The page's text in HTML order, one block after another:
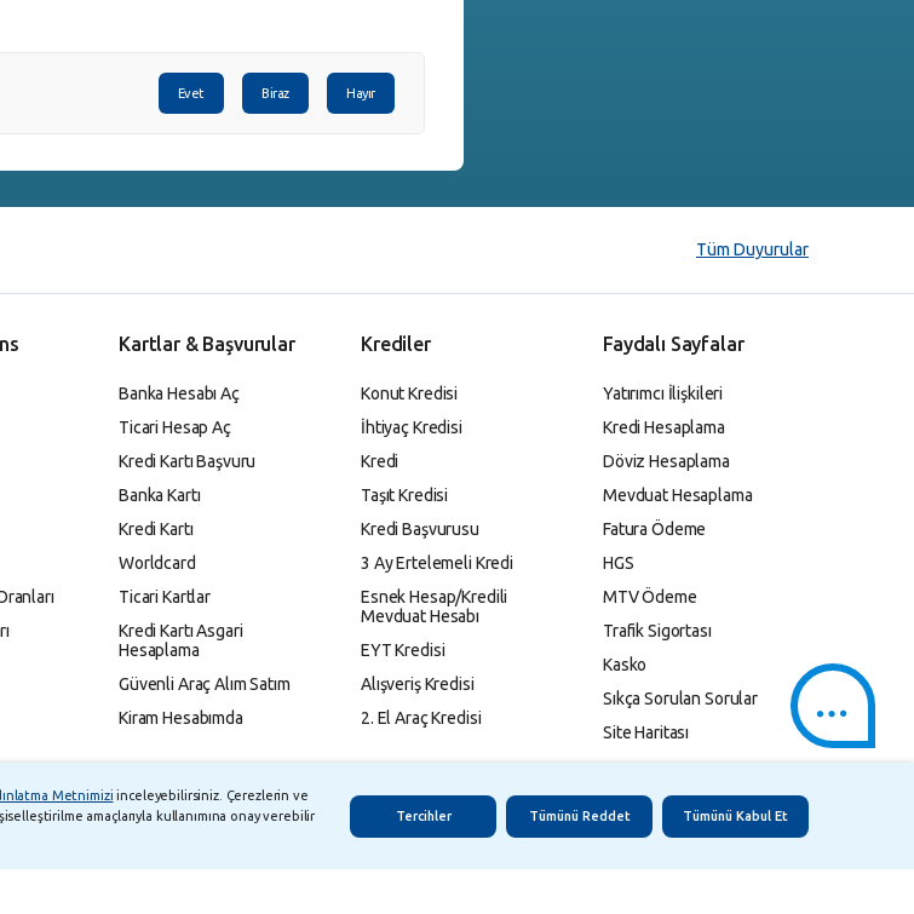
Evet Biraz Hayır
Tüm Duyurular
Kartlar & Başvurular
Banka Hesabı Aç
Ticari Hesap Aç
Kredi Kartı Başvuru
Banka Kartı
Kredi Kartı
Worldcard
Ticari Kartlar
Kredi Kartı Asgari
Hesaplama
Güvenli Araç Alım Satım
Kiram Hesabımda
Krediler
Konut Kredisi
İhtiyaç Kredisi
Kredi
Taşıt Kredisi
Kredi Başvurusu
3 Ay Ertelemeli Kredi
Esnek Hesap/Kredili
Mevduat Hesabı
EYT Kredisi
Alışveriş Kredisi
2. El Araç Kredisi
Faydalı Sayfalar
Yatırımcı İlişkileri
Kredi Hesaplama
Döviz Hesaplama
Mevduat Hesaplama
Fatura Ödeme
HGS
MTV Ödeme
Trafik Sigortası
Kasko
Sıkça Sorulan Sorular
Site Haritası
Bilgi Toplumu Hizmetleri Kişisel Verilerin Korunması Gizlilik Politikası Çerez Aydınlatma Metni
Metnimizi inceleyebilirsiniz. Çerezlerin ve
amaçlarıyla kullanımına onay verebilir
Tercihler Tümünü Reddet Tümünü Kabul Et